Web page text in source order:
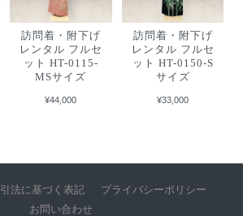
訪問着・附下げ
レンタル フルセ
ット HT-0115-
MSサイズ
¥44,000
訪問着・附下げ
レンタル フルセ
ット HT-0150-S
サイズ
¥33,000
法に基づく表記
プライバシーポリシー
お問い合わせ